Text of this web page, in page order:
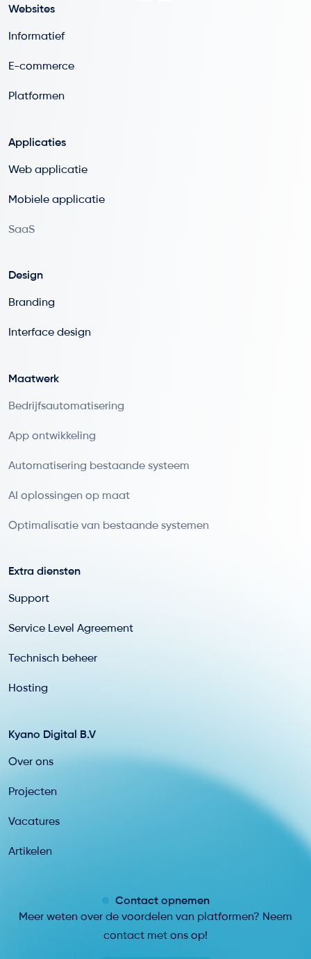
Websites
Informatief
E-commerce
Platformen
Applicaties
Web applicatie
Mobiele applicatie
SaaS
Design
Branding
Interface design
Maatwerk
Bedrijfsautomatisering
App ontwikkeling
Automatisering bestaande systeem
AI oplossingen op maat
Optimalisatie van bestaande systemen
Extra diensten
Support
Service Level Agreement
Technisch beheer
Hosting
Kyano Digital B.V
Over ons
Projecten
Vacatures
Artikelen
Contact opnemen
Meer weten over de voordelen van platformen? Neem
contact met ons op!